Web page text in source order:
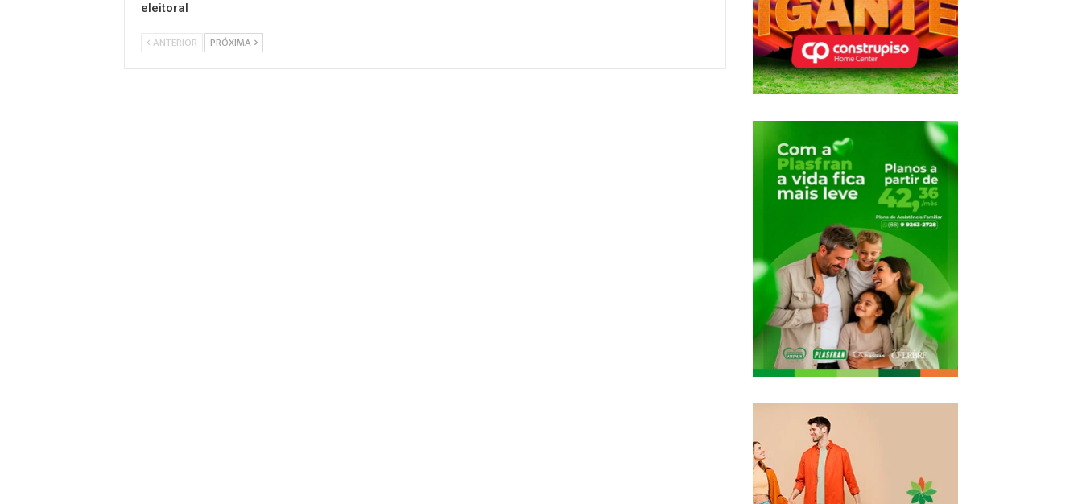
eleitoral
ANTERIOR PRÓXIMA